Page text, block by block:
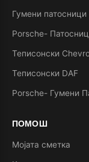
Гумени
Porsche-
Теписонски
Теписонски DAF
Porsche- Гумени
ПОМОШ
Мојата сметка